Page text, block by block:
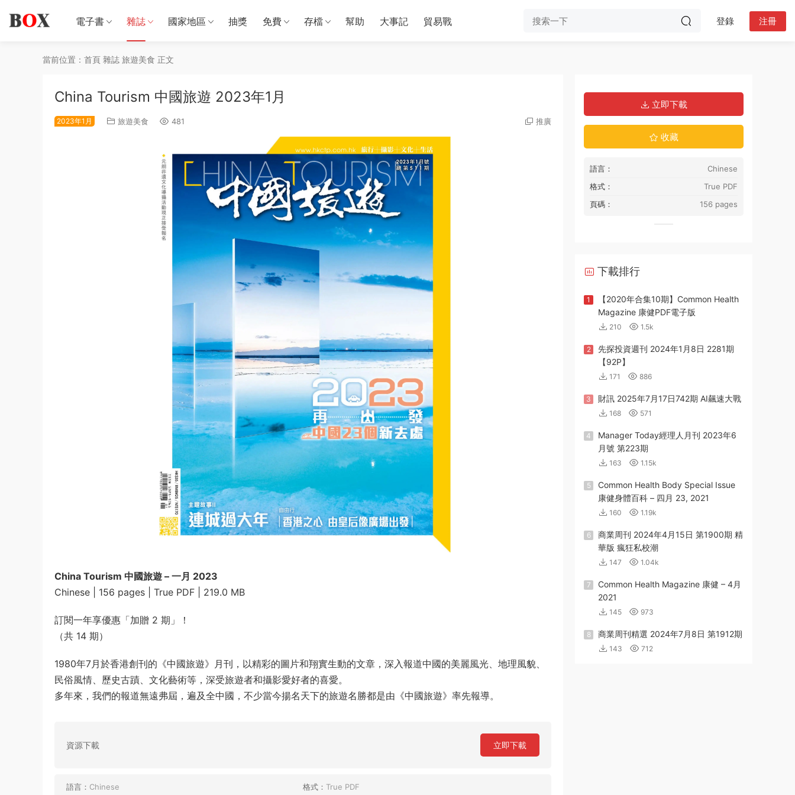
電子書 雜誌 國家地區 抽獎 免費 存檔 幫助 大事記 貿易戰 登錄 注冊
當前位置： 首頁 雜誌 旅遊美食 正文
China Tourism 中國旅遊 2023年1月
2023年1月 旅遊美食 481 推廣
China Tourism 中國旅遊 – 一月 2023
Chinese | 156 pages | True PDF | 219.0 MB
訂閱一年享優惠「加贈 2 期」！
（共 14 期）
1980年7月於香港創刊的《中國旅遊》月刊，以精彩的圖片和翔實生動的文章，深入報道中國的美麗風光、地理風貌、
民俗風情、歷史古蹟、文化藝術等，深受旅遊者和攝影愛好者的喜愛。
多年來，我們的報道無遠弗屆，遍及全中國，不少當今揚名天下的旅遊名勝都是由《中國旅遊》率先報導。
資源下載 立即下載
語言： Chinese 格式： True PDF
立即下載
收藏
語言：
Chinese
格式：
True PDF
頁碼：
156 pages
下載排行
1
【2020年合集10期】Common Health
Magazine 康健PDF電子版
210 1.5k
2
先探投資週刊 2024年1月8日 2281期
【92P】
171 886
3 財訊 2025年7月17日742期 AI飆速大戰
168 571
4
Manager Today經理人月刊 2023年6
月號 第223期
163 1.15k
5
Common Health Body Special Issue
康健身體百科 – 四月 23, 2021
160 1.19k
6
商業周刊 2024年4月15日 第1900期 精
華版 瘋狂私校潮
147 1.04k
7
Common Health Magazine 康健 – 4月
2021
145 973
8 商業周刊精選 2024年7月8日 第1912期
143 712